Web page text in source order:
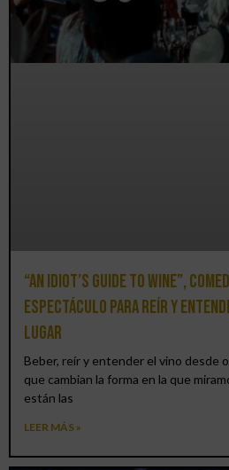
“An Idiot’s Guide to Wine”,
espectáculo para reír y
lugar
Beber, reír y entender el vino desde
que cambian la forma en la que
están las
LEER MÁS »